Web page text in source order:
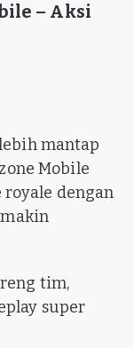
– Aksi
mantap
Mobile
dengan
tim,
super